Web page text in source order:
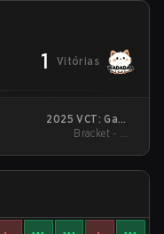
1 Vitórias
2025 VCT: Game
Changers North
Bracket - UB